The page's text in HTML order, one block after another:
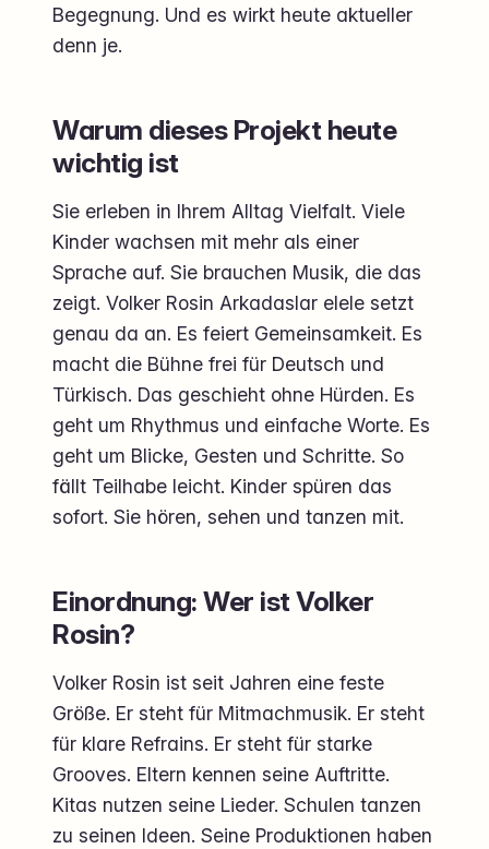
Begegnung. Und es wirkt heute aktueller
denn je.
Warum dieses Projekt heute
wichtig ist
Sie erleben in Ihrem Alltag Vielfalt. Viele
Kinder wachsen mit mehr als einer
Sprache auf. Sie brauchen Musik, die das
zeigt. Volker Rosin Arkadaslar elele setzt
genau da an. Es feiert Gemeinsamkeit. Es
macht die Bühne frei für Deutsch und
Türkisch. Das geschieht ohne Hürden. Es
geht um Rhythmus und einfache Worte. Es
geht um Blicke, Gesten und Schritte. So
fällt Teilhabe leicht. Kinder spüren das
sofort. Sie hören, sehen und tanzen mit.
Einordnung: Wer ist Volker
Rosin?
Volker Rosin ist seit Jahren eine feste
Größe. Er steht für Mitmachmusik. Er steht
für klare Refrains. Er steht für starke
Grooves. Eltern kennen seine Auftritte.
Kitas nutzen seine Lieder. Schulen tanzen
zu seinen Ideen. Seine Produktionen haben